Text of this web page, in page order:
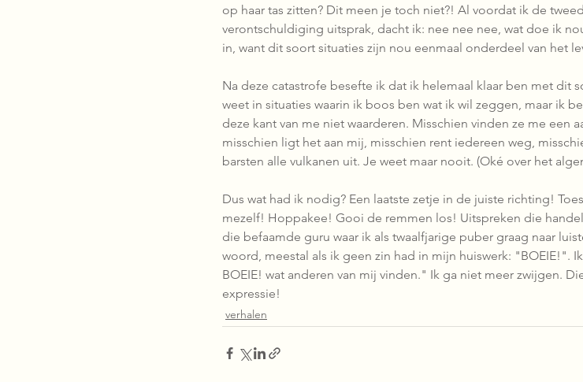
op haar tas zitten? Dit meen je toch niet?! Al voordat ik de
verontschuldiging uitsprak, dacht ik: nee nee nee, wat doe ik
in, want dit soort situaties zijn nou eenmaal onderdeel van het
Na deze catastrofe besefte ik dat ik helemaal klaar ben met dit
weet in situaties waarin ik boos ben wat ik wil zeggen, maar ik
deze kant van me niet waarderen. Misschien vinden ze me een
misschien ligt het aan mij, misschien rent iedereen weg,
barsten alle vulkanen uit. Je weet maar nooit. (Oké over het
Dus wat had ik nodig? Een laatste zetje in de juiste richting!
mezelf! Hoppakee! Gooi de remmen los! Uitspreken die
die befaamde guru waar ik als twaalfjarige puber graag naar
woord, meestal als ik geen zin had in mijn huiswerk: "BOEIE!".
BOEIE! wat anderen van mij vinden." Ik ga niet meer zwijgen.
expressie!
verhalen